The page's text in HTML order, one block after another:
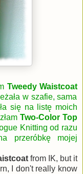
Tweedy Waistcoat
w szafie, sama
się na listę moich
Two-Color Top
Knitting od razu
przeróbkę mojej
from IK, but it
I don't really know